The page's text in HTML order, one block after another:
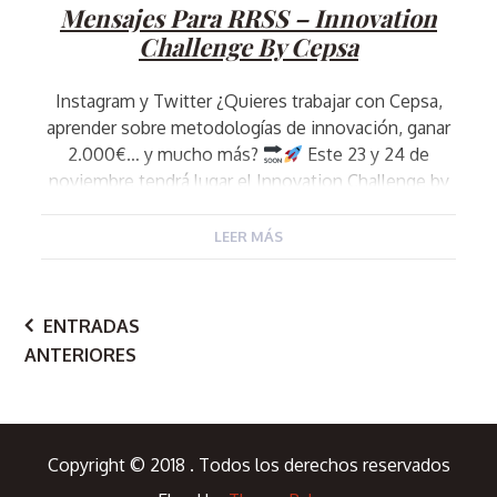
Mensajes Para RRSS – Innovation
Challenge By Cepsa
Instagram y Twitter ¿Quieres trabajar con Cepsa,
aprender sobre metodologías de innovación, ganar
2.000€… y mucho más?
Este 23 y 24 de
noviembre tendrá lugar el Innovation Challenge by
Energy Cepsa (San Roque)
LEER MÁS
Navegación
de
ENTRADAS
ANTERIORES
Copyright © 2018 . Todos los derechos reservados